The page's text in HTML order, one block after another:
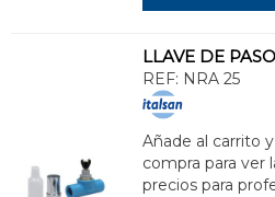
REF: NRA 25
Añade al carrito
compra para ver
precios para